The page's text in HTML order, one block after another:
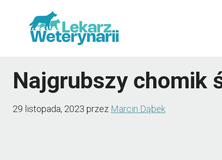
Najgrubszy chomik
29 listopada, 2023 przez Marcin Dąbek